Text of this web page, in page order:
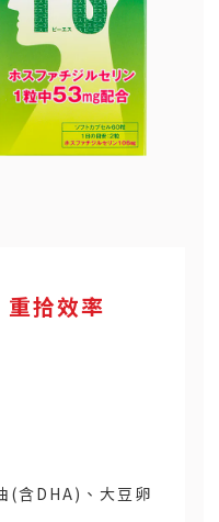
拾效率
(含DHA)、大豆卵